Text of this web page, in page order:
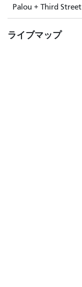
Palou + Third Street
ライブマップ